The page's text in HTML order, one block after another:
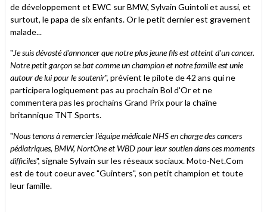
de développement et EWC sur BMW, Sylvain Guintoli et aussi, et
surtout, le papa de six enfants. Or le petit dernier est gravement
malade...
"Je suis dévasté d'annoncer que notre plus jeune fils est atteint d'un cancer.
Notre petit garçon se bat comme un champion et notre famille est unie
autour de lui pour le soutenir", prévient le pilote de 42 ans qui ne
participera logiquement pas au prochain Bol d'Or et ne
commentera pas les prochains Grand Prix pour la chaîne
britannique TNT Sports.
"Nous tenons à remercier l'équipe médicale NHS en charge des cancers
pédiatriques, BMW, NortOne et WBD pour leur soutien dans ces moments
difficiles", signale Sylvain sur les réseaux sociaux. Moto-Net.Com
est de tout coeur avec "Guinters", son petit champion et toute
leur famille.